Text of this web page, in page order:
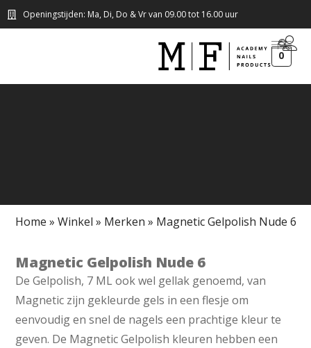
Openingstijden: Ma, Di, Do & Vr van 09.00 tot 16.00 uur
0
Home » Winkel » Merken » Magnetic Gelpolish Nude 6
Magnetic Gelpolish Nude 6
De Gelpolish, 7 ML ook wel gellak genoemd, van
Magnetic zijn gekleurde gels in een flesje om
eenvoudig en snel de nagels een prachtige kleur te
geven. De Magnetic Gelpolish kleuren hebben een